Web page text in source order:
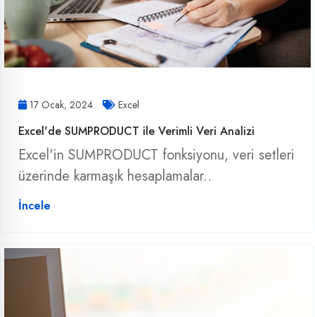
17 Ocak, 2024 Excel
Excel'de SUMPRODUCT ile Verimli Veri Analizi
Excel'in SUMPRODUCT fonksiyonu, veri setleri
üzerinde karmaşık hesaplamalar..
İncele